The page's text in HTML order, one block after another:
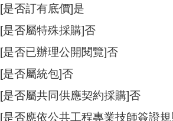
[是否訂有底價]是
[是否屬特殊採購]否
[是否已辦理公開閱覽]否
[是否屬統包]否
[是否屬共同供應契約採購]否
[是否應依公共工程專業技師簽證